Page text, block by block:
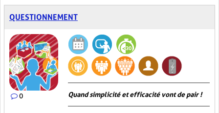
QUESTIONNEMENT
0 Quand simplicité et efficacité vont de pair !